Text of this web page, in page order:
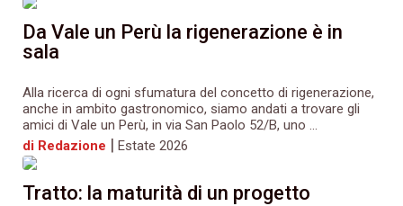
Da Vale un Perù la rigenerazione è in
sala
Alla ricerca di ogni sfumatura del concetto di rigenerazione,
anche in ambito gastronomico, siamo andati a trovare gli
amici di Vale un Perù, in via San Paolo 52/B, uno ...
di Redazione | Estate 2026
Tratto: la maturità di un progetto